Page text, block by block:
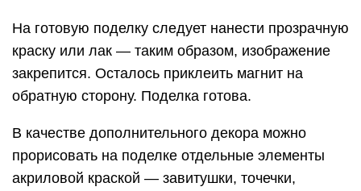
На готовую поделку следует нанести прозрачную
краску или лак — таким образом, изображение
закрепится. Осталось приклеить магнит на
обратную сторону. Поделка готова.
В качестве дополнительного декора можно
прорисовать на поделке отдельные элементы
акриловой краской — завитушки, точечки,